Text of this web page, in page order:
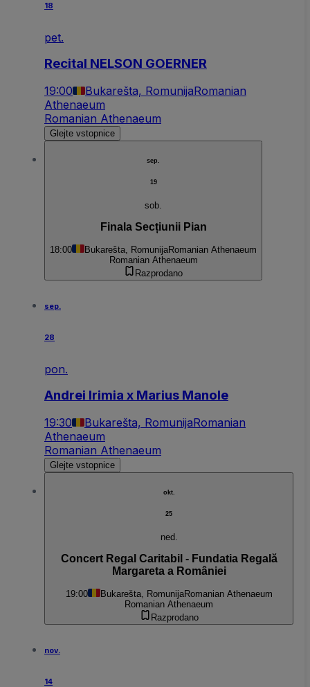
18
pet.
Recital NELSON GOERNER
19:00 Bukarešta, RomunijaRomanian
Athenaeum
Romanian Athenaeum
Glejte vstopnice
sep.
19
sob.
Finala Secțiunii Pian
18:00 Bukarešta, RomunijaRomanian Athenaeum
Romanian Athenaeum
Razprodano
sep.
28
pon.
Andrei Irimia x Marius Manole
19:30 Bukarešta, RomunijaRomanian
Athenaeum
Romanian Athenaeum
Glejte vstopnice
okt.
25
ned.
Concert Regal Caritabil - Fundatia Regală
Margareta a României
19:00 Bukarešta, RomunijaRomanian Athenaeum
Romanian Athenaeum
Razprodano
nov.
14